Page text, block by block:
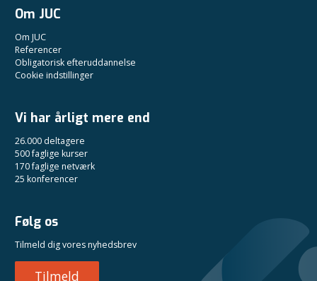
Om JUC
Om JUC
Referencer
Obligatorisk efteruddannelse
Cookie indstillinger
Vi har årligt mere end
26.000 deltagere
500 faglige kurser
170 faglige netværk
25 konferencer
Følg os
Tilmeld dig vores nyhedsbrev
Tilmeld